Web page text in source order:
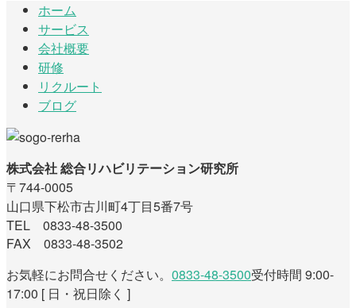
ホーム
サービス
会社概要
研修
リクルート
ブログ
株式会社 総合リハビリテーション研究所
〒744-0005
山口県下松市古川町4丁目5番7号
TEL 0833-48-3500
FAX 0833-48-3502
お気軽にお問合せください。 0833-48-3500受付時間 9:00-
17:00 [ 日・祝日除く ]